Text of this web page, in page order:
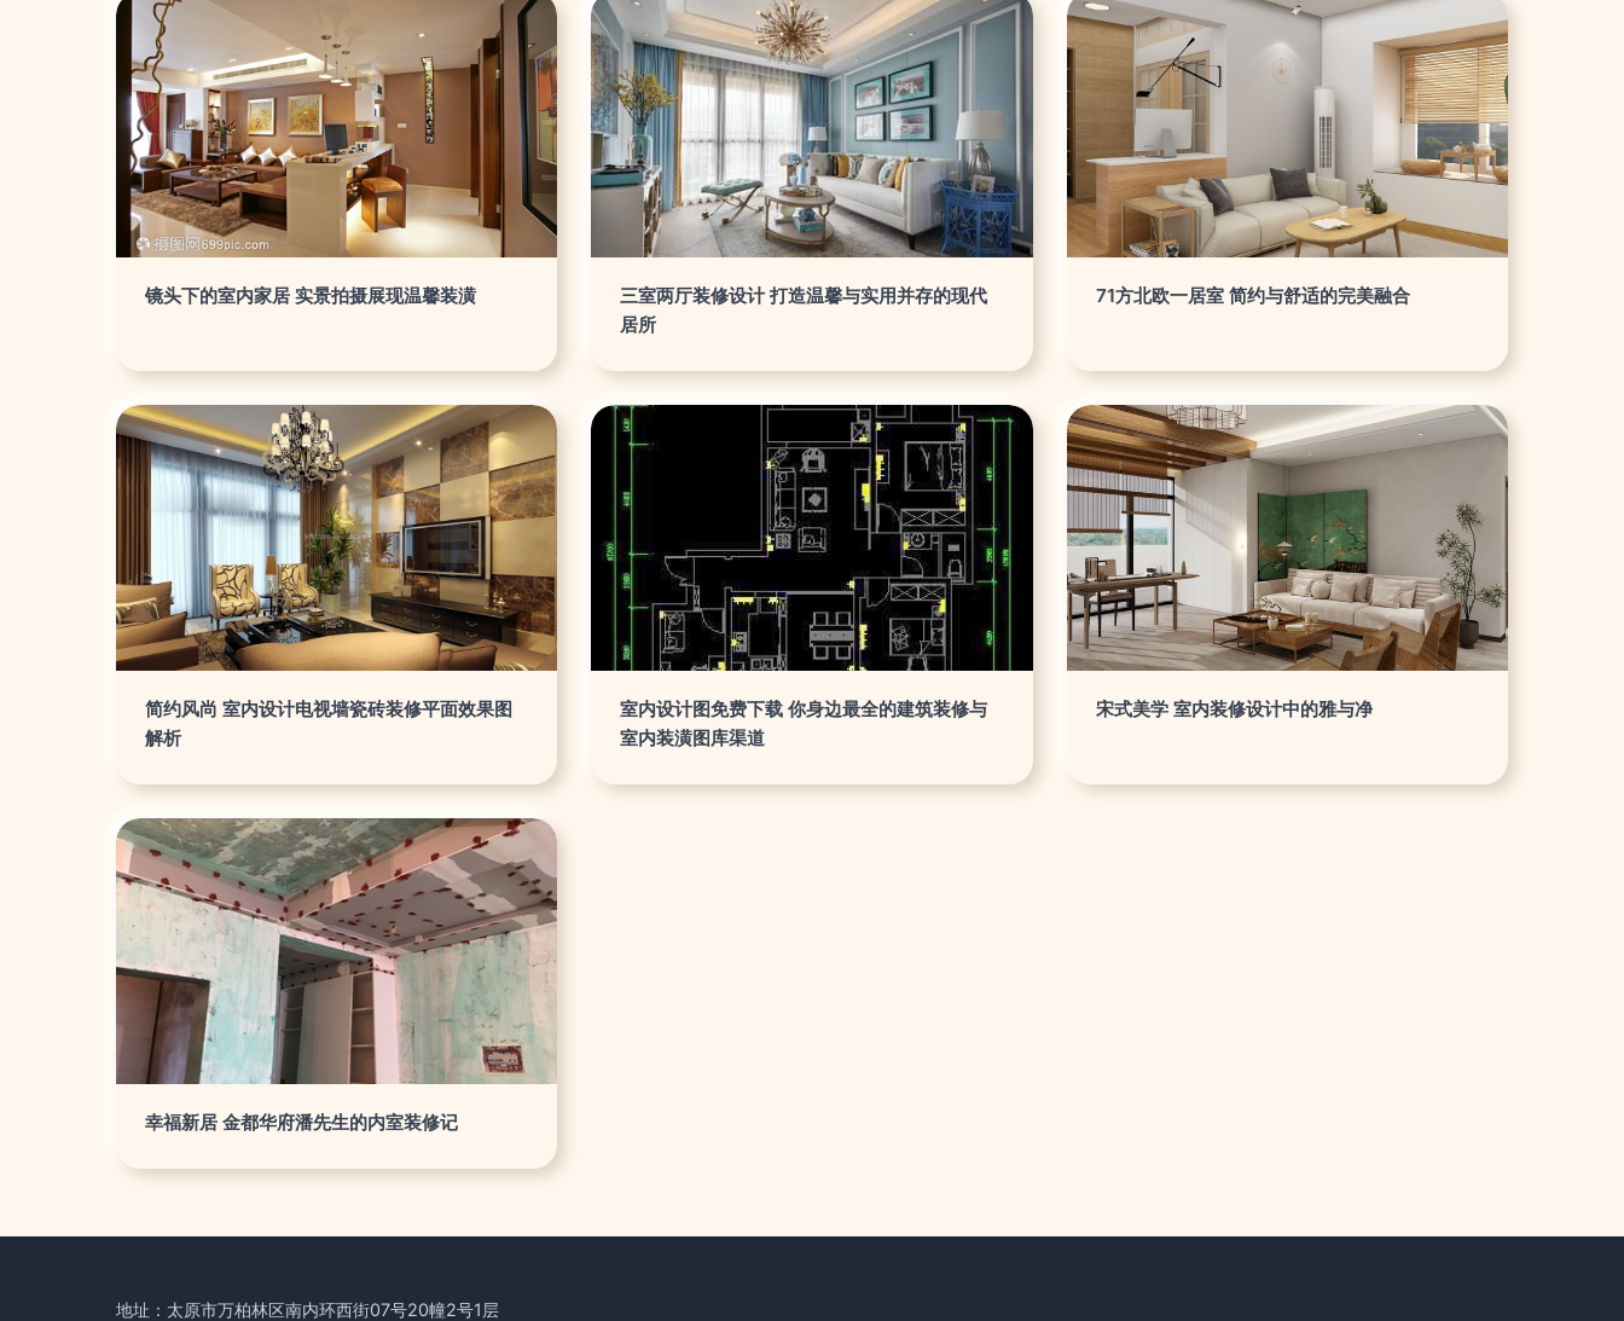
镜头下的室内家居 实景拍摄展现温馨装潢
三室两厅装修设计 打造温馨与实用并存的现代
居所
71方北欧一居室 简约与舒适的完美融合
简约风尚 室内设计电视墙瓷砖装修平面效果图
解析
室内设计图免费下载 你身边最全的建筑装修与
室内装潢图库渠道
宋式美学 室内装修设计中的雅与净
幸福新居 金都华府潘先生的内室装修记
地址：太原市万柏林区南内环西街07号20幢2号1层